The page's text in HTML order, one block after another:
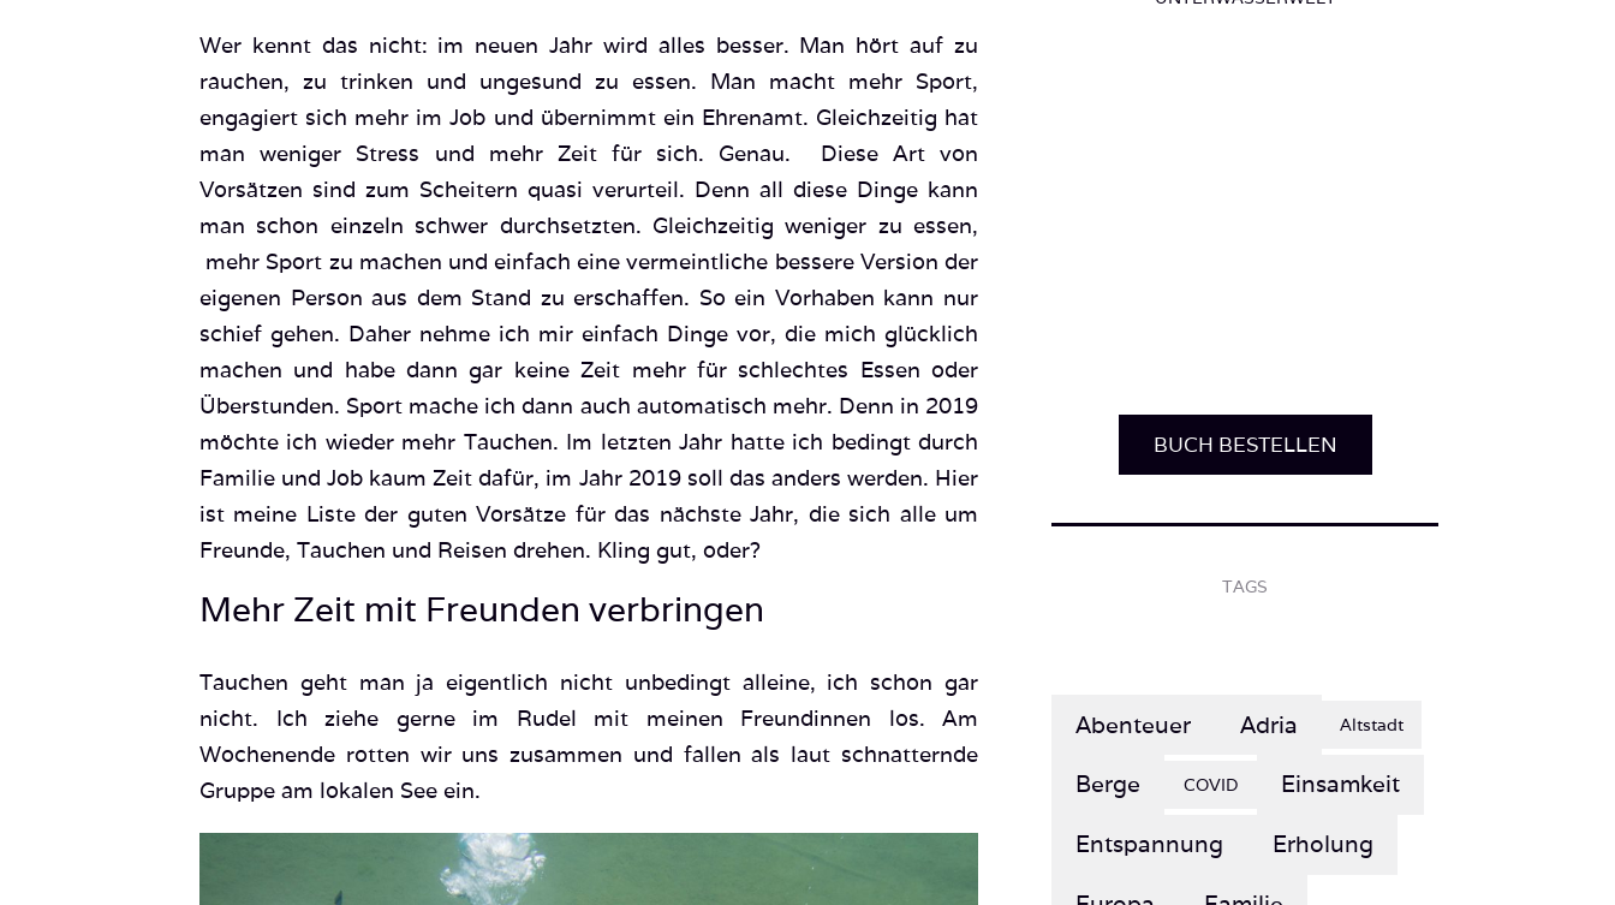
Wer kennt das nicht: im neuen Jahr wird alles besser. Man hört auf zu
rauchen, zu trinken und ungesund zu essen. Man macht mehr Sport,
engagiert sich mehr im Job und übernimmt ein Ehrenamt. Gleichzeitig hat
man weniger Stress und mehr Zeit für sich. Genau. Diese Art von
Vorsätzen sind zum Scheitern quasi verurteil. Denn all diese Dinge kann
man schon einzeln schwer durchsetzten. Gleichzeitig weniger zu essen,
mehr Sport zu machen und einfach eine vermeintliche bessere Version der
eigenen Person aus dem Stand zu erschaffen. So ein Vorhaben kann nur
schief gehen. Daher nehme ich mir einfach Dinge vor, die mich glücklich
machen und habe dann gar keine Zeit mehr für schlechtes Essen oder
Überstunden. Sport mache ich dann auch automatisch mehr. Denn in 2019
möchte ich wieder mehr Tauchen. Im letzten Jahr hatte ich bedingt durch
Familie und Job kaum Zeit dafür, im Jahr 2019 soll das anders werden. Hier
ist meine Liste der guten Vorsätze für das nächste Jahr, die sich alle um
Freunde, Tauchen und Reisen drehen. Kling gut, oder?
Mehr Zeit mit Freunden verbringen
Tauchen geht man ja eigentlich nicht unbedingt alleine, ich schon gar
nicht. Ich ziehe gerne im Rudel mit meinen Freundinnen los. Am
Wochenende rotten wir uns zusammen und fallen als laut schnatternde
Gruppe am lokalen See ein.
Berge Einsamkeit
Entspannung Erholung
Europa Familie